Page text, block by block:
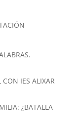
IES ALIXAR
¿BATALLA